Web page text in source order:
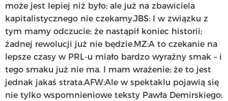
może jest lepiej niż było; ale już na zbawiciela
kapitalistycznego nie czekamy.JBS: I w związku z
tym mamy odczucie; że nastąpił koniec historii;
żadnej rewolucji już nie będzie.MZ:A to czekanie na
lepsze czasy w PRL-u miało bardzo wyraźny smak – i
tego smaku już nie ma. I mam wrażenie; że to jest
jednak jakaś strata.AFW:Ale w spektaklu pojawią się
nie tylko wspomnieniowe teksty Pawła Demirskiego;